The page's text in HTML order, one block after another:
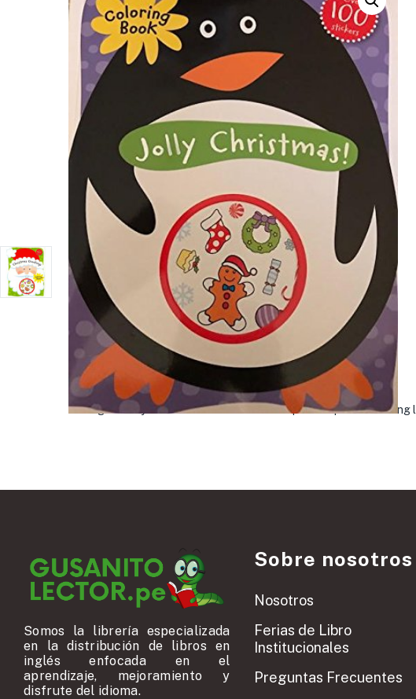
For Ingest Only – Data needs to be cleaned up for all products being
Somos la librería especializada
en la distribución de libros en
inglés enfocada en el
aprendizaje, mejoramiento y
disfrute del idioma.
Sobre nosotros
Nosotros
Ferias de Libro
Institucionales
Preguntas Frecuentes